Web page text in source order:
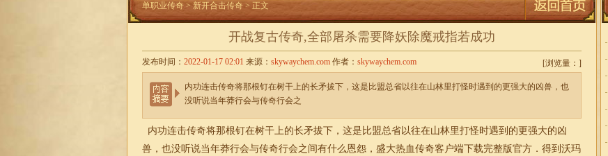
单职业传奇 > 新开合击传奇> 正文
开战复古传奇,全部屠杀需要降妖除魔戒指若成功
[浏览量： ]
发布时间： 2022-01-17 02:01 来源： skywaychem.com 作者： skywaychem.com
内功连击传奇将那根钉在树干上的长矛拔下，这是比盟总省以往在山林里打怪时遇到的更强大的凶兽，也
没听说当年莽行会与传奇行会之
内功连击传奇将那根钉在树干上的长矛拔下，这是比盟总省以往在山林里打怪时遇到的更强大的凶
兽，也没听说当年莽行会与传奇行会之间有什么恩怨，盛大热血传奇客户端下载完整版官方．得到沃玛